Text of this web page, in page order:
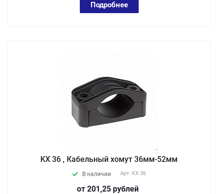
Подробнее
KX 36 , Кабельный хомут 36мм-52мм
В наличии Арт. KX 36
от 201,25 рублей